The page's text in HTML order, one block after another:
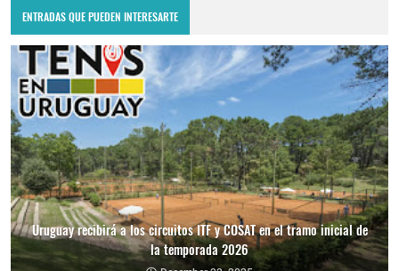
ENTRADAS QUE PUEDEN INTERESARTE
Uruguay recibirá a los circuitos ITF y COSAT en el tramo inicial de
la temporada 2026